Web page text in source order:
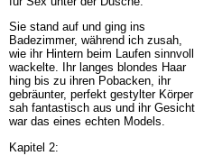
Sie stand auf und ging ins
Badezimmer, während ich zusah,
wie ihr Hintern beim Laufen sinnvoll
wackelte. Ihr langes blondes Haar
hing bis zu ihren Pobacken, ihr
gebräunter, perfekt gestylter Körper
sah fantastisch aus und ihr Gesicht
war das eines echten Models.
Kapitel 2: